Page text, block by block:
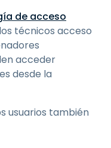
de acceso
técnicos acceso
acceder
desde la
usuarios también